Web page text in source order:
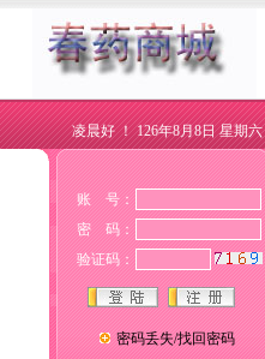
凌晨好 ！126年8月8日 星期六
账 号：
密 码：
验证码：
密码丢失/找回密码